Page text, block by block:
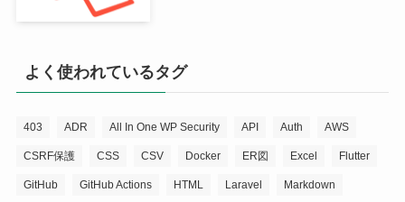
よく使われているタグ
403 ADR All In One WP Security API Auth AWS
CSRF保護 CSS CSV Docker ER図 Excel Flutter
GitHub GitHub Actions HTML Laravel Markdown